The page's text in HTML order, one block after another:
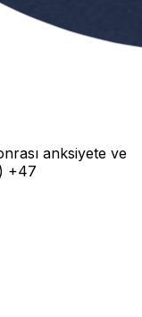
anksiyete ve
+47